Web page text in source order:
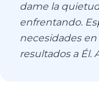
dame la
enfrentando.
necesidades
resultados a Él.